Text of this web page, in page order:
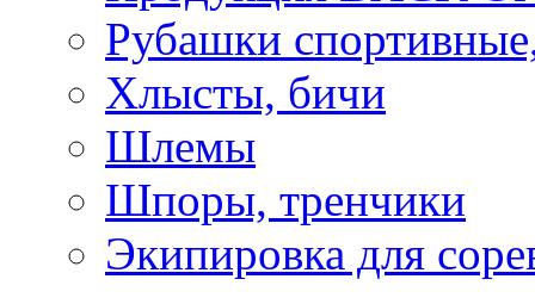
Рубашки
Хлысты, бичи
Шлемы
Шпоры, тренчики
Экипировка для